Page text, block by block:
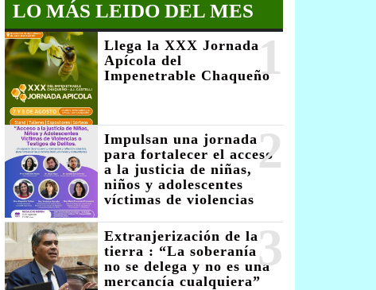
LO MÁS LEIDO DEL MES
1
Llega la XXX Jornada
Apícola del
Impenetrable Chaqueño
2
Impulsan una jornada
para fortalecer el acceso
a la justicia de niñas,
niños y adolescentes
víctimas de violencias
3
Extranjerización de la
tierra : “La soberanía
no se delega y no es una
mercancía cualquiera”